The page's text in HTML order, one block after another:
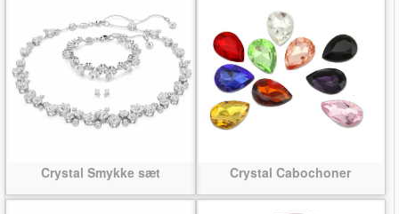
Crystal Smykke sæt Crystal Cabochoner